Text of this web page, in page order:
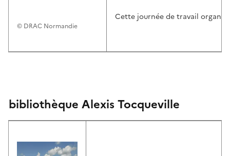
© DRAC Normandie
Cette journée de travail
bibliothèque Alexis Tocqueville